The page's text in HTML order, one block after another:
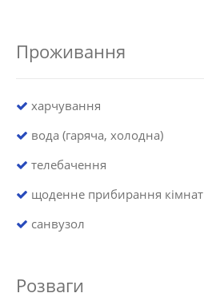
Проживання
харчування
вода (гаряча, холодна)
телебачення
щоденне прибирання кімнат
санвузол
Розваги